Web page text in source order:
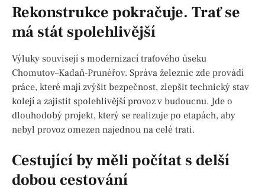
Rekonstrukce pokračuje. Trať se
má stát spolehlivější
Výluky souvisejí s modernizací traťového úseku
Chomutov–Kadaň‑Prunéřov. Správa železnic zde provádí
práce, které mají zvýšit bezpečnost, zlepšit technický stav
kolejí a zajistit spolehlivější provoz v budoucnu. Jde o
dlouhodobý projekt, který se realizuje po etapách, aby
nebyl provoz omezen najednou na celé trati.
Cestující by měli počítat s delší
dobou cestování